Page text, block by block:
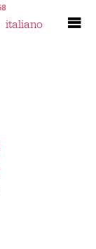
italiano